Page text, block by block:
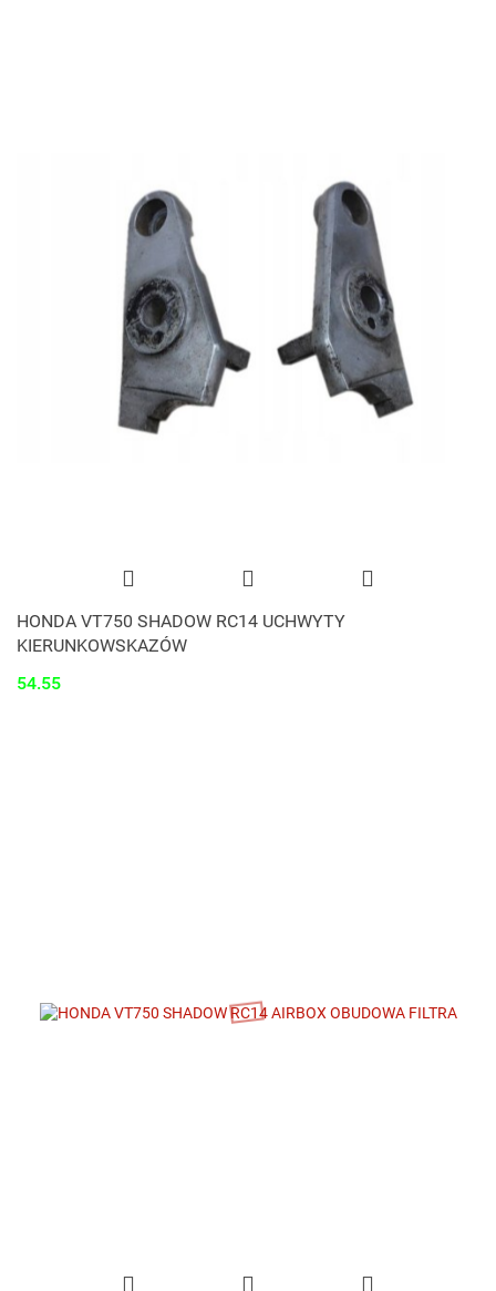
HONDA VT750 SHADOW RC14 UCHWYTY
KIERUNKOWSKAZÓW
54.55